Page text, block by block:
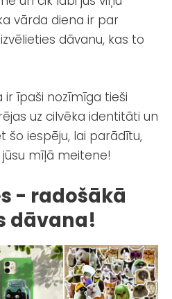
vārda diena ir par
dāvanu, kas to
īpaši nozīmīga tieši
uz cilvēka identitāti un
šo iespēju, lai parādītu,
mīļā meitene!
- radošākā
dāvana!